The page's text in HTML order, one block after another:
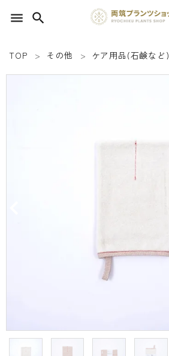
menu search
プライバシーポリシー
TOP その他 ケア用品(石鹸など)